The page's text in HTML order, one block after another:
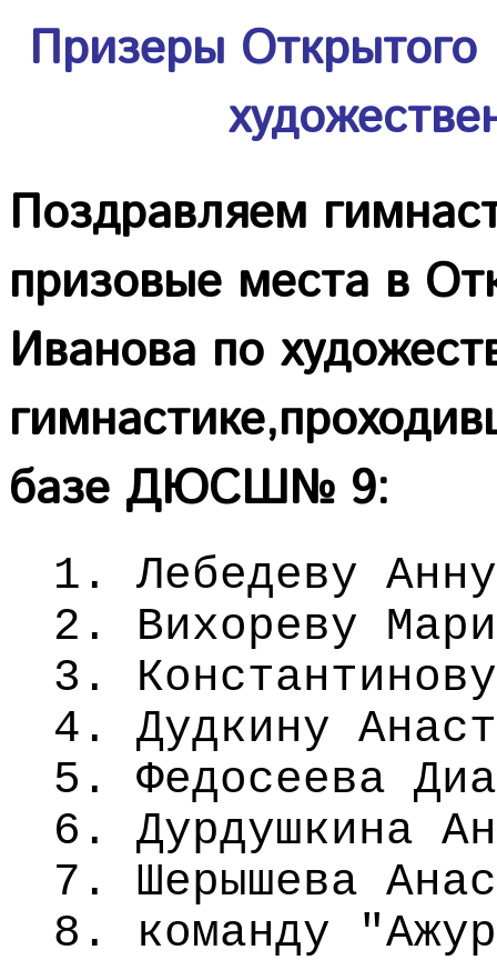
Призеры Открытого
Поздравляем
призовые места в
Иванова по
базе ДЮСШ№ 9:
1. Лебедеву
2. Вихореву
3.
4. Дудкину
5. Федосеева
6. Дурдушкина
7. Шерышева
8. команду